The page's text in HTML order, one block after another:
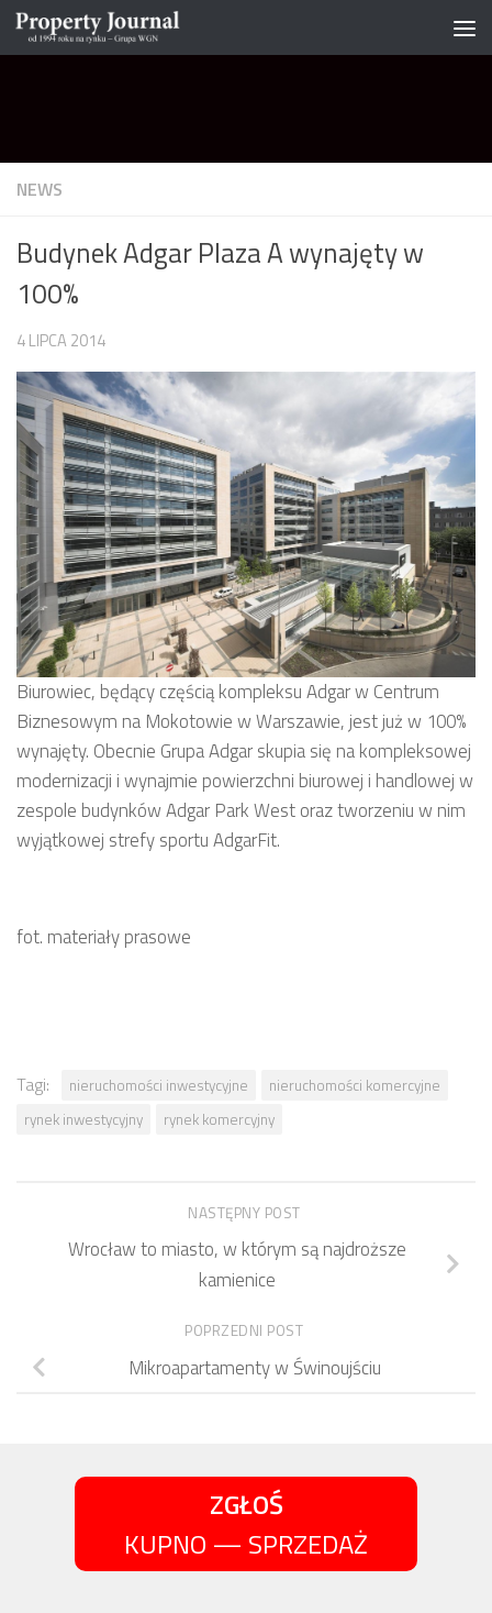
Skip to content
NEWS
Budynek Adgar Plaza A wynajęty w
100%
4 LIPCA 2014
Biurowiec, będący częścią kompleksu Adgar w Centrum
Biznesowym na Mokotowie w Warszawie, jest już w 100%
wynajęty. Obecnie Grupa Adgar skupia się na kompleksowej
modernizacji i wynajmie powierzchni biurowej i handlowej w
zespole budynków Adgar Park West oraz tworzeniu w nim
wyjątkowej strefy sportu AdgarFit.
fot. materiały prasowe
Tagi: nieruchomości inwestycyjne
nieruchomości komercyjne
rynek inwestycyjny
rynek komercyjny
NASTĘPNY POST
Wrocław to miasto, w którym są najdroższe
kamienice
POPRZEDNI POST
Mikroapartamenty w Świnoujściu
ZGŁOŚ
KUPNO — SPRZEDAŻ